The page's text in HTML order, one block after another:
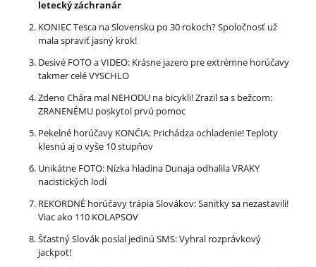
letecký záchranár
KONIEC Tesca na Slovensku po 30 rokoch? Spoločnosť už
mala spraviť jasný krok!
Desivé FOTO a VIDEO: Krásne jazero pre extrémne horúčavy
takmer celé VYSCHLO
Zdeno Chára mal NEHODU na bicykli! Zrazil sa s bežcom:
ZRANENÉMU poskytol prvú pomoc
Pekelné horúčavy KONČIA: Prichádza ochladenie! Teploty
klesnú aj o vyše 10 stupňov
Unikátne FOTO: Nízka hladina Dunaja odhalila VRAKY
nacistických lodí
REKORDNÉ horúčavy trápia Slovákov: Sanitky sa nezastavili!
Viac ako 110 KOLAPSOV
Šťastný Slovák poslal jedinú SMS: Vyhral rozprávkový
jackpot!